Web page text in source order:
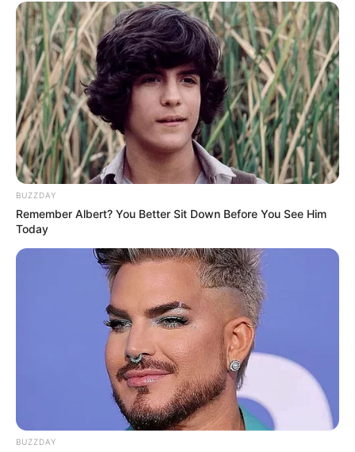
BUZZDAY
Remember Albert? You Better Sit Down Before You See Him
Today
BUZZDAY